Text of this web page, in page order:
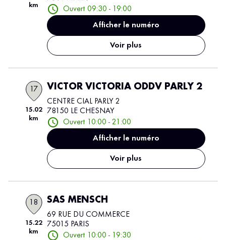
km
Ouvert 09:30 - 19:00
Afficher le numéro
Voir plus
17
15.02
km
VICTOR VICTORIA ODDV PARLY 2
CENTRE CIAL PARLY 2
78150 LE CHESNAY
Ouvert 10:00 - 21:00
Afficher le numéro
Voir plus
18
15.22
km
SAS MENSCH
69 RUE DU COMMERCE
75015 PARIS
Ouvert 10:00 - 19:30